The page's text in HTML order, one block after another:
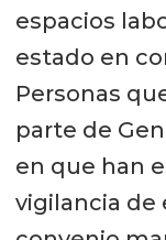
espacios
estado en
Personas
parte de
en que han
vigilancia de